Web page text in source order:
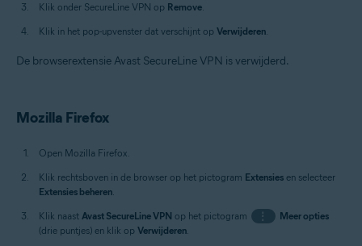
Klik onder SecureLine VPN op Remove.
Klik in het pop-upvenster dat verschijnt op Verwijderen.
De browserextensie Avast SecureLine VPN is verwijderd.
Mozilla Firefox
Open Mozilla Firefox.
Klik rechtsboven in de browser op het pictogram Extensies en selecteer
Extensies beheren.
Klik naast Avast SecureLine VPN op het pictogram ⋮
Meer opties
(drie puntjes) en klik op Verwijderen.